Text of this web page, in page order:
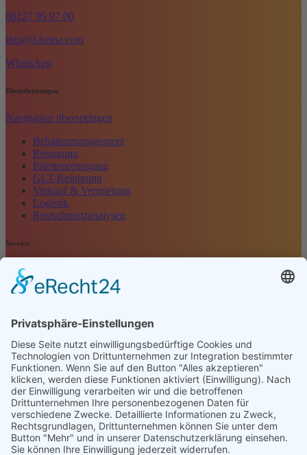
06127 99 97 00
info@i-bema.com
WhatsApp
Dienstleistungen
Navigation überspringen
Behältermanagement
Reinigung
Palettenreinigung
GLT-Reinigung
Verkauf & Vermietung
Logistik
Restschmutzanalysen
Service
Navigation überspringen
Kontakt
Anfrage
Impressum
Datenschutz
AGB
Öffnungszeiten
Montag - Freitag
07:00 Uhr - 16:00 Uhr
Selbstverständlich sind wir ISO 9001 : 2015 zertifiziert und